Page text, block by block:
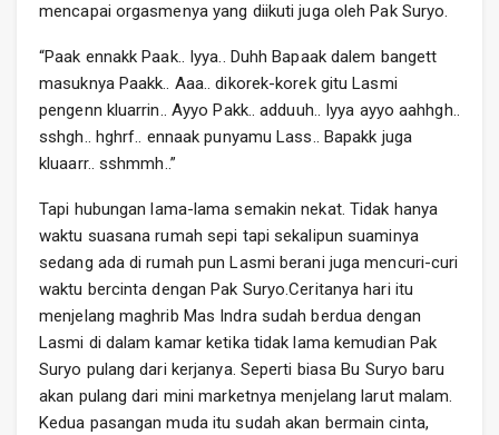
mencapai orgasmenya yang diikuti juga oleh Pak Suryo.
“Paak ennakk Paak.. Iyya.. Duhh Bapaak dalem bangett
masuknya Paakk.. Aaa.. dikorek-korek gitu Lasmi
pengenn kluarrin.. Ayyo Pakk.. adduuh.. Iyya ayyo aahhgh..
sshgh.. hghrf.. ennaak punyamu Lass.. Bapakk juga
kluaarr.. sshmmh..”
Tapi hubungan lama-lama semakin nekat. Tidak hanya
waktu suasana rumah sepi tapi sekalipun suaminya
sedang ada di rumah pun Lasmi berani juga mencuri-curi
waktu bercinta dengan Pak Suryo.Ceritanya hari itu
menjelang maghrib Mas Indra sudah berdua dengan
Lasmi di dalam kamar ketika tidak lama kemudian Pak
Suryo pulang dari kerjanya. Seperti biasa Bu Suryo baru
akan pulang dari mini marketnya menjelang larut malam.
Kedua pasangan muda itu sudah akan bermain cinta,